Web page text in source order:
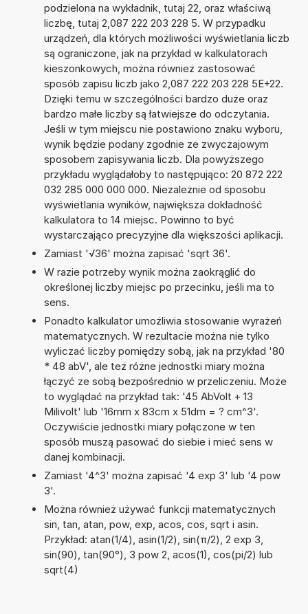
podzielona na wykładnik, tutaj 22, oraz właściwą
liczbę, tutaj 2,087 222 203 228 5. W przypadku
urządzeń, dla których możliwości wyświetlania liczb
są ograniczone, jak na przykład w kalkulatorach
kieszonkowych, można również zastosować
sposób zapisu liczb jako 2,087 222 203 228 5E+22.
Dzięki temu w szczególności bardzo duże oraz
bardzo małe liczby są łatwiejsze do odczytania.
Jeśli w tym miejscu nie postawiono znaku wyboru,
wynik będzie podany zgodnie ze zwyczajowym
sposobem zapisywania liczb. Dla powyższego
przykładu wyglądałoby to następująco: 20 872 222
032 285 000 000 000. Niezależnie od sposobu
wyświetlania wyników, największa dokładność
kalkulatora to 14 miejsc. Powinno to być
wystarczająco precyzyjne dla większości aplikacji.
Zamiast '√36' można zapisać 'sqrt 36'.
W razie potrzeby wynik można zaokrąglić do
określonej liczby miejsc po przecinku, jeśli ma to
sens.
Ponadto kalkulator umożliwia stosowanie wyrażeń
matematycznych. W rezultacie można nie tylko
wyliczać liczby pomiędzy sobą, jak na przykład '80
* 48 abV', ale też różne jednostki miary można
łączyć ze sobą bezpośrednio w przeliczeniu. Może
to wyglądać na przykład tak: '45 AbVolt + 13
Milivolt' lub '16mm x 83cm x 51dm = ? cm^3'.
Oczywiście jednostki miary połączone w ten
sposób muszą pasować do siebie i mieć sens w
danej kombinacji.
Zamiast '4^3' można zapisać '4 exp 3' lub '4 pow
3'.
Można również używać funkcji matematycznych
sin, tan, atan, pow, exp, acos, cos, sqrt i asin.
Przykład: atan(1/4), asin(1/2), sin(π/2), 2 exp 3,
sin(90), tan(90°), 3 pow 2, acos(1), cos(pi/2) lub
sqrt(4)